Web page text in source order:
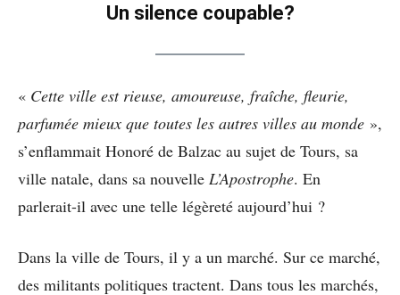
Un silence coupable?
« Cette ville est rieuse, amoureuse, fraîche, fleurie,
parfumée mieux que toutes les autres villes au monde »,
s’enflammait Honoré de Balzac au sujet de Tours, sa
ville natale, dans sa nouvelle L’Apostrophe. En
parlerait-il avec une telle légèreté aujourd’hui ?
Dans la ville de Tours, il y a un marché. Sur ce marché,
des militants politiques tractent. Dans tous les marchés,